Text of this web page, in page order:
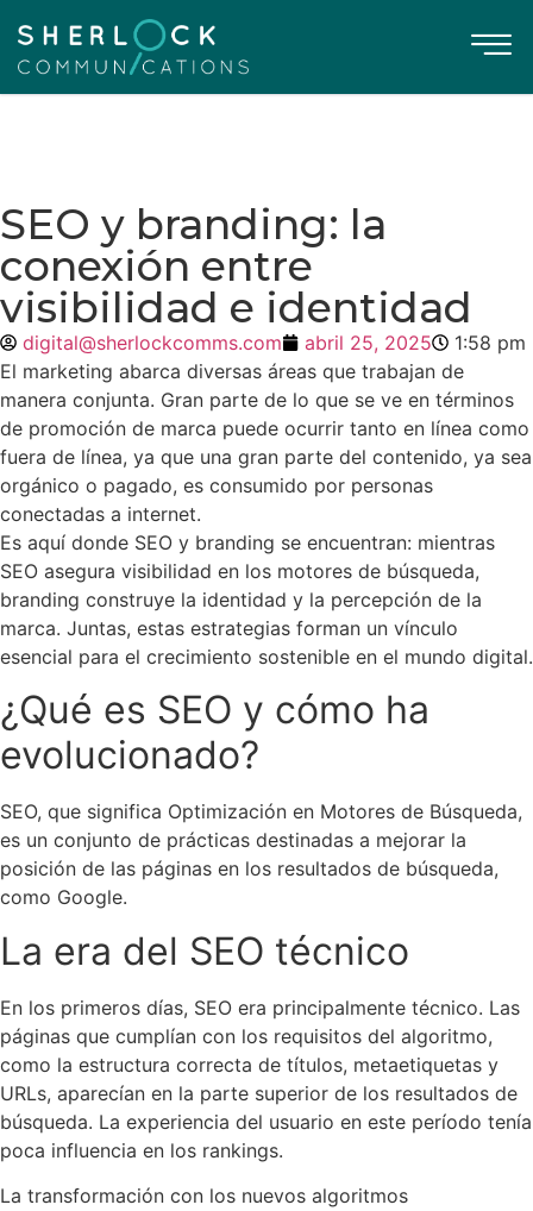
SEO y branding: la
conexión entre
visibilidad e identidad
digital@sherlockcomms.com abril 25, 2025
1:58 pm
El marketing abarca diversas áreas que trabajan de
manera conjunta. Gran parte de lo que se ve en términos
de promoción de marca puede ocurrir tanto en línea como
fuera de línea, ya que una gran parte del contenido, ya sea
orgánico o pagado, es consumido por personas
conectadas a internet.
Es aquí donde SEO y branding se encuentran: mientras
SEO asegura visibilidad en los motores de búsqueda,
branding construye la identidad y la percepción de la
marca. Juntas, estas estrategias forman un vínculo
esencial para el crecimiento sostenible en el mundo digital.
¿Qué es SEO y cómo ha
evolucionado?
SEO, que significa Optimización en Motores de Búsqueda,
es un conjunto de prácticas destinadas a mejorar la
posición de las páginas en los resultados de búsqueda,
como Google.
La era del SEO técnico
En los primeros días, SEO era principalmente técnico. Las
páginas que cumplían con los requisitos del algoritmo,
como la estructura correcta de títulos, metaetiquetas y
URLs, aparecían en la parte superior de los resultados de
búsqueda. La experiencia del usuario en este período tenía
poca influencia en los rankings.
La transformación con los nuevos algoritmos